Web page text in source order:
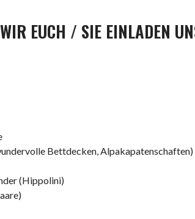
EUCH / SIE EINLADEN
Bettdecken, Alpakapatenschaften)
(Hippolini)